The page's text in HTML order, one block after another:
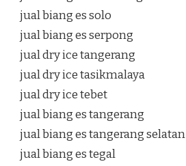
jual biang es solo
jual biang es serpong
jual dry ice tangerang
jual dry ice tasikmalaya
jual dry ice tebet
jual biang es tangerang
jual biang es tangerang selatan
jual biang es tegal